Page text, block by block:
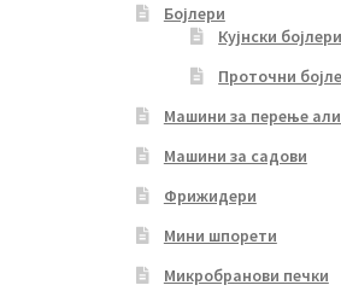
Бојлери
Кујнски бојлери
Проточни
Машини за перење
Машини за садови
Фрижидери
Мини шпорети
Микробранови печки